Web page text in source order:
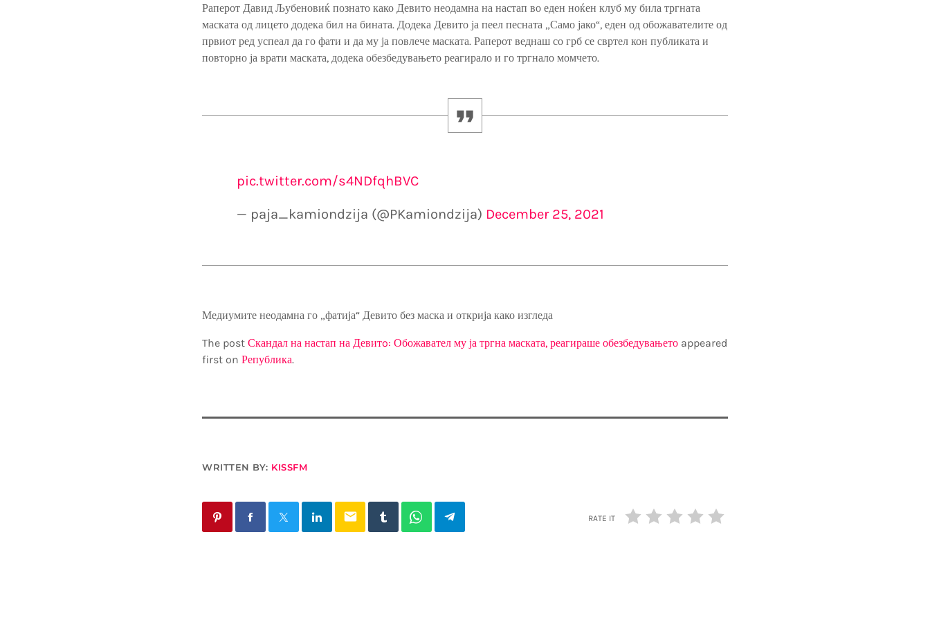
Раперот Давид Љубеновиќ познато како Девито неодамна на настап во еден ноќен клуб му била тргната
маската од лицето додека бил на бината. Додека Девито ја пеел песната „Само јако“, еден од обожавателите од
првиот ред успеал да го фати и да му ја повлече маската. Раперот веднаш со грб се свртел кон публиката и
повторно ја врати маската, додека обезбедувањето реагирало и го тргнало момчето.
pic.twitter.com/s4NDfqhBVC
— paja_kamiondzija (@PKamiondzija) December 25, 2021
Медиумите неодамна го „фатија“ Девито без маска и открија како изгледа
The post Скандал на настап на Девитo: Обожавател му ја тргна маската, реагираше обезбедувањето appeared
first on Република.
WRITTEN BY: KISSFM
email RATE IT